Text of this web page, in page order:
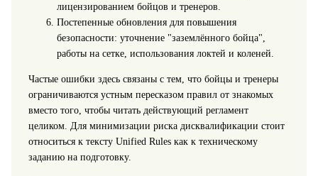
лицензированием бойцов и тренеров.
Постепенные обновления для повышения
безопасности: уточнение "заземлённого бойца",
работы на сетке, использования локтей и коленей.
Частые ошибки здесь связаны с тем, что бойцы и тренеры
ограничиваются устным пересказом правил от знакомых
вместо того, чтобы читать действующий регламент
целиком. Для минимизации риска дисквалификации стоит
относиться к тексту Unified Rules как к техническому
заданию на подготовку.